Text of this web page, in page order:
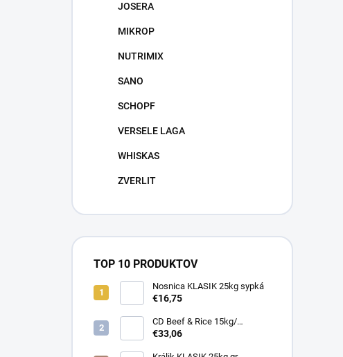
JOSERA
MIKROP
NUTRIMIX
SANO
SCHOPF
VERSELE LAGA
WHISKAS
ZVERLIT
TOP 10 PRODUKTOV
Nosnica KLASIK 25kg sypká
€16,75
CD Beef & Rice 15kg/
Superpremium food
€33,06